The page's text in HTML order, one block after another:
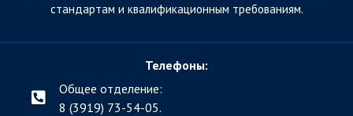
стандартам и квалификационным требованиям.
Телефоны:
Общее отделение:
8 (3919) 73-54-05.